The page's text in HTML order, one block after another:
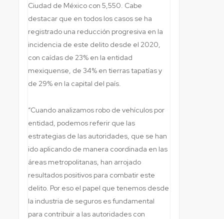
Ciudad de México con 5,550. Cabe
destacar que en todos los casos se ha
registrado una reducción progresiva en la
incidencia de este delito desde el 2020,
con caídas de 23% en la entidad
mexiquense, de 34% en tierras tapatías y
de 29% en la capital del país.
“Cuando analizamos robo de vehículos por
entidad, podemos referir que las
estrategias de las autoridades, que se han
ido aplicando de manera coordinada en las
áreas metropolitanas, han arrojado
resultados positivos para combatir este
delito. Por eso el papel que tenemos desde
la industria de seguros es fundamental
para contribuir a las autoridades con